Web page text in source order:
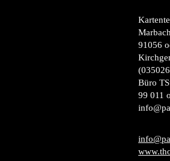
91056
Büro
99 011